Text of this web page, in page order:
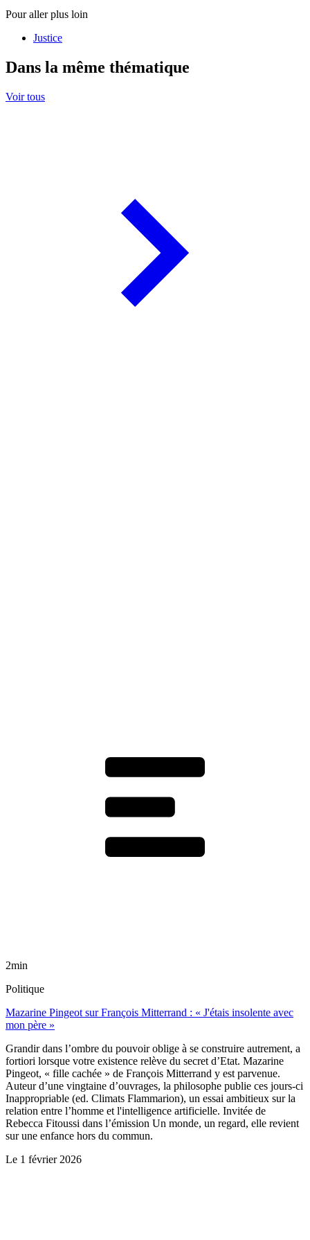
Pour aller plus loin
Justice
Dans la même thématique
Voir tous
2min
Politique
Mazarine Pingeot sur François Mitterrand : « J'étais insolente avec
mon père »
Grandir dans l’ombre du pouvoir oblige à se construire autrement, a
fortiori lorsque votre existence relève du secret d’Etat. Mazarine
Pingeot, « fille cachée » de François Mitterrand y est parvenue.
Auteur d’une vingtaine d’ouvrages, la philosophe publie ces jours-ci
Inappropriable (ed. Climats Flammarion), un essai ambitieux sur la
relation entre l’homme et l'intelligence artificielle. Invitée de
Rebecca Fitoussi dans l’émission Un monde, un regard, elle revient
sur une enfance hors du commun.
Le 1 février 2026